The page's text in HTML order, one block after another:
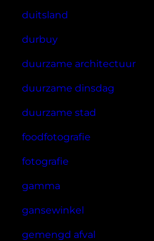
duitsland
durbuy
duurzame architectuur
duurzame dinsdag
duurzame stad
foodfotografie
fotografie
gamma
gansewinkel
gemengd afval